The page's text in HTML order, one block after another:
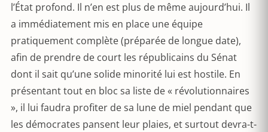
l’État profond. Il n’en est plus de même aujourd’hui. Il
a immédiatement mis en place une équipe
pratiquement complète (préparée de longue date),
afin de prendre de court les républicains du Sénat
dont il sait qu’une solide minorité lui est hostile. En
présentant tout en bloc sa liste de « révolutionnaires
», il lui faudra profiter de sa lune de miel pendant que
les démocrates pansent leur plaies, et surtout devra-t-